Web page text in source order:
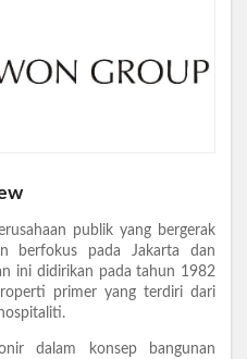
publik yang bergerak
berfokus pada Jakarta dan
ini didirikan pada tahun 1982
primer yang terdiri dari
dalam konsep bangunan